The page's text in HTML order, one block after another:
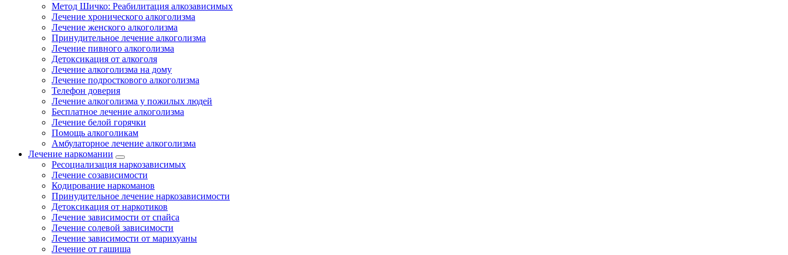
Метод Шичко: Реабилитация алкозависимых
Лечение хронического алкоголизма
Лечение женского алкоголизма
Принудительное лечение алкоголизма
Лечение пивного алкоголизма
Детоксикация от алкоголя
Лечение алкоголизма на дому
Лечение подросткового алкоголизма
Телефон доверия
Лечение алкоголизма у пожилых людей
Бесплатное лечение алкоголизма
Лечение белой горячки
Помощь алкоголикам
Амбулаторное лечение алкоголизма
Лечение наркомании
Ресоциализация наркозависимых
Лечение созависимости
Кодирование наркоманов
Принудительное лечение наркозависимости
Детоксикация от наркотиков
Лечение зависимости от спайса
Лечение солевой зависимости
Лечение зависимости от марихуаны
Лечение от гашиша